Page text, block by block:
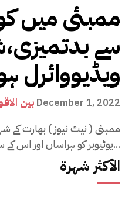
ممبئی میں
سے
ویڈیووائرل
بین December 1, 2022
ممبئی ( نیٹ نیوز ) بھارت کے
یوٹیوبر کو ہراساں اور اس کے ساتھ بدتمیزی کرنے...
الأكثر شهرة